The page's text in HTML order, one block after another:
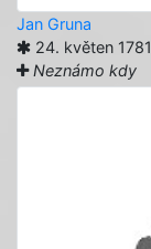
Jan Gruna
24. květen 1781
Neznámo kdy